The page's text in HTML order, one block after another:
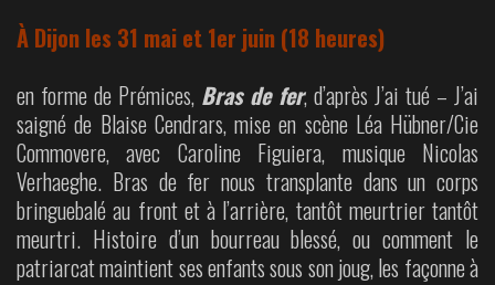
À Dijon les 31 mai et 1er juin (18 heures)
en forme de Prémices, Bras de fer, d’après J’ai tué – J’ai
saigné de Blaise Cendrars, mise en scène Léa Hübner/Cie
Commovere, avec Caroline Figuiera, musique Nicolas
Verhaeghe. Bras de fer nous transplante dans un corps
bringuebalé au front et à l’arrière, tantôt meurtrier tantôt
meurtri. Histoire d’un bourreau blessé, ou comment le
patriarcat maintient ses enfants sous son joug, les façonne à